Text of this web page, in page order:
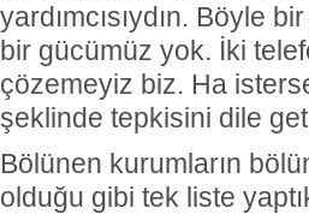
yardımcısıydın. Böyle
bir gücümüz yok. İki
çözemeyiz biz. Ha
şeklinde tepkisini dile
Bölünen kurumların
olduğu gibi tek liste